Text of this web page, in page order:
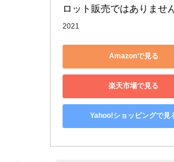
ロット販売ではありませ
2021
Amazonで見る
楽天市場で見る
Yahoo!ショッピングで見